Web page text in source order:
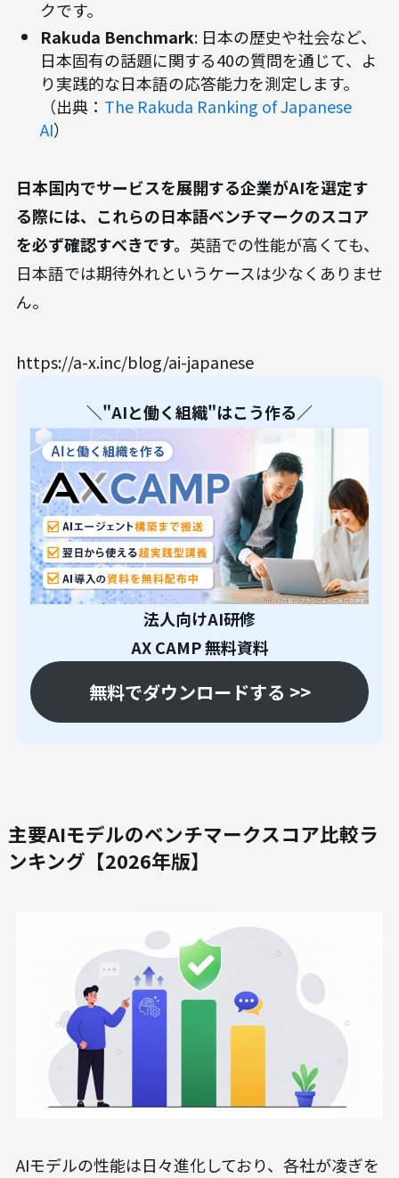
クです。
Rakuda Benchmark: 日本の歴史や社会など、
日本固有の話題に関する40の質問を通じて、よ
り実践的な日本語の応答能力を測定します。
（出典： The Rakuda Ranking of Japanese
AI）
日本国内でサービスを展開する企業がAIを選定す
る際には、これらの日本語ベンチマークのスコア
を必ず確認すべきです。 英語での性能が高くても、
日本語では期待外れというケースは少なくありませ
ん。
https://a-x.inc/blog/ai-japanese
＼"AIと働く組織"はこう作る／
法人向けAI研修
AX CAMP 無料資料
無料でダウンロードする >>
主要AIモデルのベンチマークスコア比較ラ
ンキング【2026年版】
AIモデルの性能は日々進化しており、各社が凌ぎを